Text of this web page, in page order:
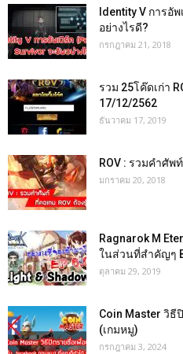
Identity V การอั
อย่างไรดี?
กรกฎาคม 21, 2018
รวม 25โค๊ดเก่า
17/12/2562
ธันวาคม 17, 2019
ROV : รวมคำศัพ
มกราคม 20, 2018
Ragnarok M
ในส่วนที่สำคัญๆ
ตุลาคม 29, 2019
Coin Master วิธี
(เกมหมู)
กรกฎาคม 3, 2024